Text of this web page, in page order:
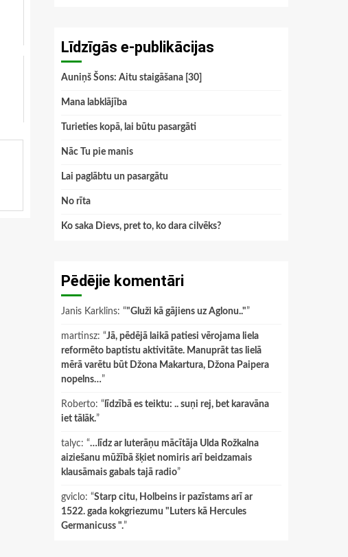
Līdzīgās e-publikācijas
Auniņš Šons: Aitu staigāšana [30]
Mana labklājība
Turieties kopā, lai būtu pasargāti
Nāc Tu pie manis
Lai paglābtu un pasargātu
No rīta
Ko saka Dievs, pret to, ko dara cilvēks?
Pēdējie komentāri
Janis Karklins: “"Gluži kā gājiens uz Aglonu.."”
martinsz: “Jā, pēdējā laikā patiesi vērojama liela
reformēto baptistu aktivitāte. Manuprāt tas lielā
mērā varētu būt Džona Makartura, Džona Paipera
nopelns…”
Roberto: “ līdzībā es teiktu: .. suņi rej, bet karavāna
iet tālāk.”
talyc: “…līdz ar luterāņu mācītāja Ulda Rožkalna
aiziešanu mūžībā šķiet nomiris arī beidzamais
klausāmais gabals tajā radio”
gviclo: “Starp citu, Holbeins ir pazīstams arī ar
1522. gada kokgriezumu "Luters kā Hercules
Germanicuss ".”